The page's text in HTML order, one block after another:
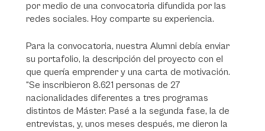
por medio de una convocatoria difundida por las
redes sociales. Hoy comparte su experiencia.
Para la convocatoria, nuestra Alumni debía enviar
su portafolio, la descripción del proyecto con el
que quería emprender y una carta de motivación.
“Se inscribieron 8.621 personas de 27
nacionalidades diferentes a tres programas
distintos de Máster. Pasé a la segunda fase, la de
entrevistas, y, unos meses después, me dieron la